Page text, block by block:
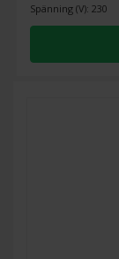
Spänning (V): 230